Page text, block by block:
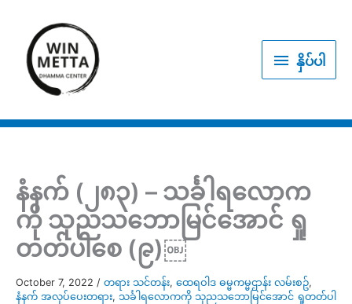
content
နှိပ် နှိပ်ပါ
နံနက် (၂၈၃) – သင်္ခါရလောက
ကို သုညသဘောမြင်အောင် ရှု
တတ်ပါစေ (၉)￼
October 7, 2022 / တရား သင်တန်း, ထေရဝါဒ ဓမ္မကမ္မဌာန်း လမ်းစဥ်,
နံနက် အလုပ်ပေးတရား, သင်္ခါရလောကကို သုညသဘောမြင်အောင် ရှုတတ်ပါ